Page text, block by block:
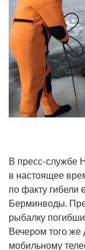
В пресс-службе
в настоящее
по факту гибели
Берминводы.
рыбалку
Вечером того
мобильному